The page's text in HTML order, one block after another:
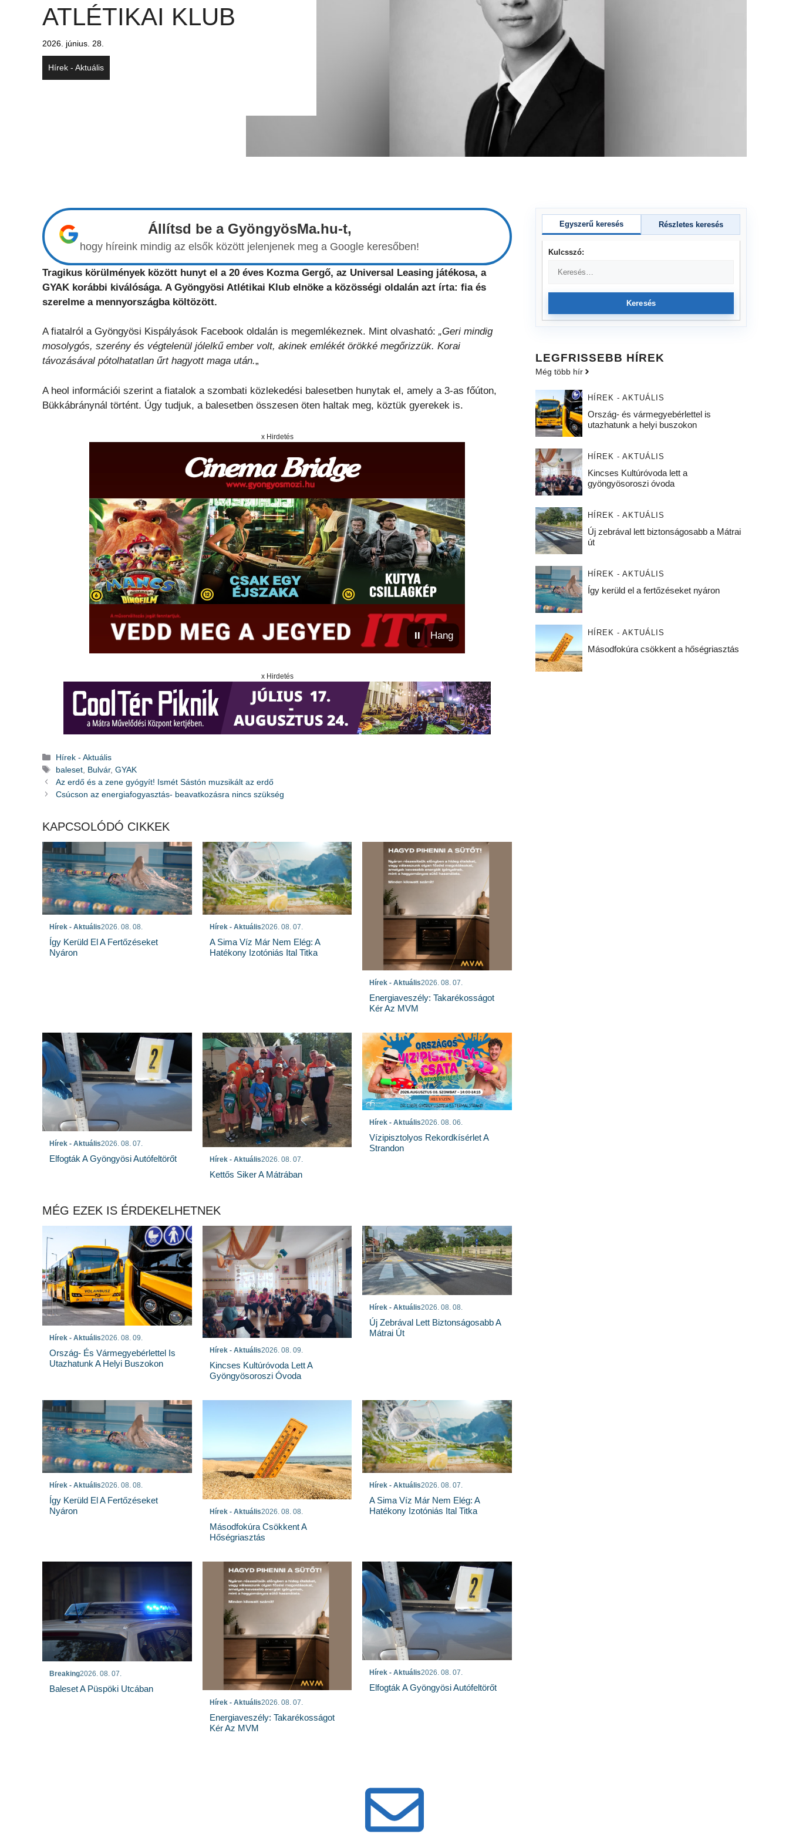
ATLÉTIKAI KLUB
2026. június. 28.
Hírek - Aktuális
Állítsd be a GyöngyösMa.hu-t,
hogy híreink mindig az elsők között jelenjenek meg a Google keresőben!
Tragikus körülmények között hunyt el a 20 éves Kozma Gergő, az Universal Leasing játékosa, a
GYAK korábbi kiválósága. A Gyöngyösi Atlétikai Klub elnöke a közösségi oldalán azt írta: fia és
szerelme a mennyországba költözött.
A fiatalról a Gyöngyösi Kispályások Facebook oldalán is megemlékeznek. Mint olvasható: „Geri mindig
mosolygós, szerény és végtelenül jólelkű ember volt, akinek emlékét örökké megőrizzük. Korai
távozásával pótolhatatlan űrt hagyott maga után.„
A heol információi szerint a fiatalok a szombati közlekedési balesetben hunytak el, amely a 3-as főúton,
Bükkábránynál történt. Úgy tudjuk, a balesetben összesen öten haltak meg, köztük gyerekek is.
x Hirdetés
⏸ Hang
x Hirdetés
Kategória
Hírek - Aktuális
Címkék
baleset Bulvár,GYAK
Az erdő és a zene gyógyít! Ismét Sástón muzsikált az erdő
Csúcson az energiafogyasztás- beavatkozásra nincs szükség
KAPCSOLÓDÓ CIKKEK
Hírek - Aktuális2026. 08. 08.
Így Kerüld El A Fertőzéseket
Nyáron
Hírek - Aktuális2026. 08. 07.
A Sima Víz Már Nem Elég: A
Hatékony Izotóniás Ital Titka
Hírek - Aktuális2026. 08. 07.
Energiaveszély: Takarékosságot
Kér Az MVM
Hírek - Aktuális2026. 08. 07.
Elfogták A Gyöngyösi Autófeltörőt Hírek - Aktuális2026. 08. 07.
Kettős Siker A Mátrában
Hírek - Aktuális2026. 08. 06.
Vízipisztolyos Rekordkísérlet A
Strandon
MÉG EZEK IS ÉRDEKELHETNEK
Hírek - Aktuális2026. 08. 09.
Ország- És Vármegyebérlettel Is
Utazhatunk A Helyi Buszokon
Hírek - Aktuális2026. 08. 09.
Kincses Kultúróvoda Lett A
Gyöngyösoroszi Óvoda
Hírek - Aktuális2026. 08. 08.
Új Zebrával Lett Biztonságosabb A
Mátrai Út
Hírek - Aktuális2026. 08. 08.
Így Kerüld El A Fertőzéseket
Nyáron
Hírek - Aktuális2026. 08. 08.
Másodfokúra Csökkent A
Hőségriasztás
Hírek - Aktuális2026. 08. 07.
A Sima Víz Már Nem Elég: A
Hatékony Izotóniás Ital Titka
Breaking2026. 08. 07.
Baleset A Püspöki Utcában
Hírek - Aktuális2026. 08. 07.
Energiaveszély: Takarékosságot
Kér Az MVM
Hírek - Aktuális2026. 08. 07.
Elfogták A Gyöngyösi Autófeltörőt
Egyszerű keresés Részletes keresés
Kulcsszó:
Keresés
LEGFRISSEBB HÍREK
Még több hír
HÍREK - AKTUÁLIS
Ország- és vármegyebérlettel is
utazhatunk a helyi buszokon
HÍREK - AKTUÁLIS
Kincses Kultúróvoda lett a
gyöngyösoroszi óvoda
HÍREK - AKTUÁLIS
Új zebrával lett biztonságosabb a Mátrai
út
HÍREK - AKTUÁLIS
Így kerüld el a fertőzéseket nyáron
HÍREK - AKTUÁLIS
Másodfokúra csökkent a hőségriasztás